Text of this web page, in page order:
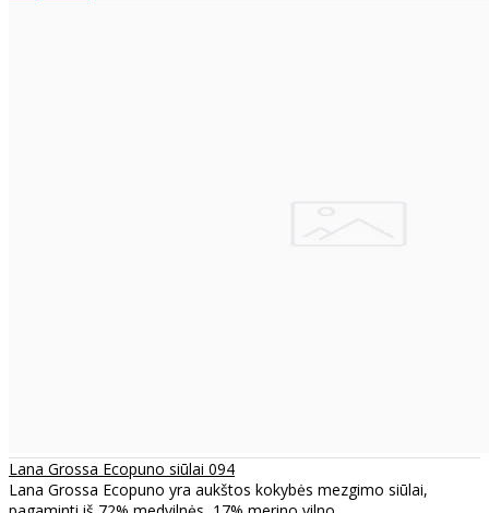
Lana Grossa Ecopuno siūlai 094
Lana Grossa Ecopuno yra aukštos kokybės mezgimo siūlai,